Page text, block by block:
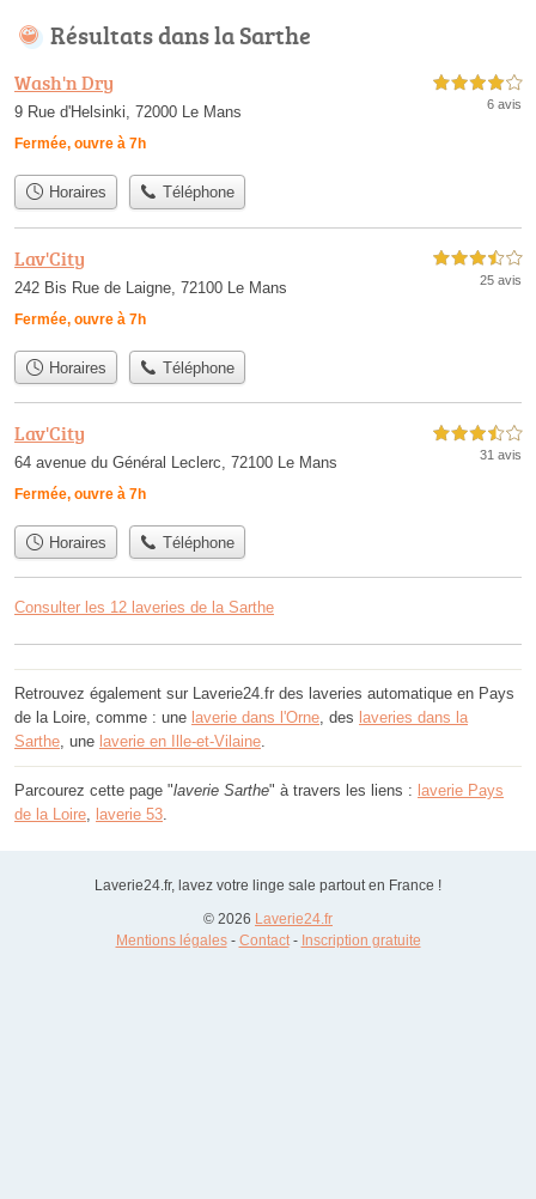
Résultats dans la Sarthe
Wash'n Dry
9 Rue d'Helsinki, 72000 Le Mans
Fermée, ouvre à 7h
4,0 étoiles sur 5
6 avis
Horaires Téléphone
Lav'City
242 Bis Rue de Laigne, 72100 Le Mans
Fermée, ouvre à 7h
3,5 étoiles sur 5
25 avis
Horaires Téléphone
Lav'City
64 avenue du Général Leclerc, 72100 Le Mans
Fermée, ouvre à 7h
3,5 étoiles sur 5
31 avis
Horaires Téléphone
Consulter les 12 laveries de la Sarthe
Retrouvez également sur Laverie24.fr des laveries automatique en Pays
de la Loire, comme : une laverie dans l'Orne, des laveries dans la
Sarthe, une laverie en Ille-et-Vilaine.
Parcourez cette page "laverie Sarthe" à travers les liens : laverie Pays
de la Loire, laverie 53.
Laverie24.fr, lavez votre linge sale partout en France !
© 2026 Laverie24.fr
Mentions légales- Contact- Inscription gratuite